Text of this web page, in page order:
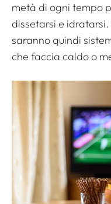
metà di ogni tempo
dissetarsi e idratarsi.
saranno quindi
che faccia caldo o